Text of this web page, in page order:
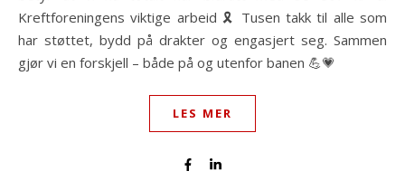
Kreftforeningens viktige arbeid 🎗️ Tusen takk til alle som
har støttet, bydd på drakter og engasjert seg. Sammen
gjør vi en forskjell – både på og utenfor banen 💪💗
LES MER